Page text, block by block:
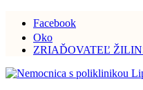
Facebook
Oko
ZRIAĎOVATEĽ